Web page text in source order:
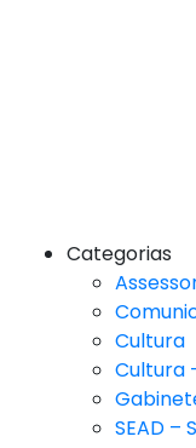
Categorias
Cultura
Cultura
SEAD –